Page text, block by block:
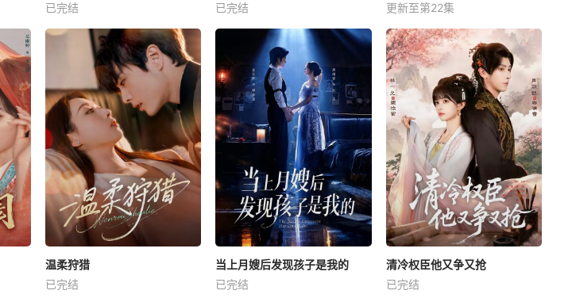
已完结
已完结
更新至第22集
温柔狩猎
已完结
当上月嫂后发现孩子是我的
已完结
清冷权臣他又争又抢
已完结